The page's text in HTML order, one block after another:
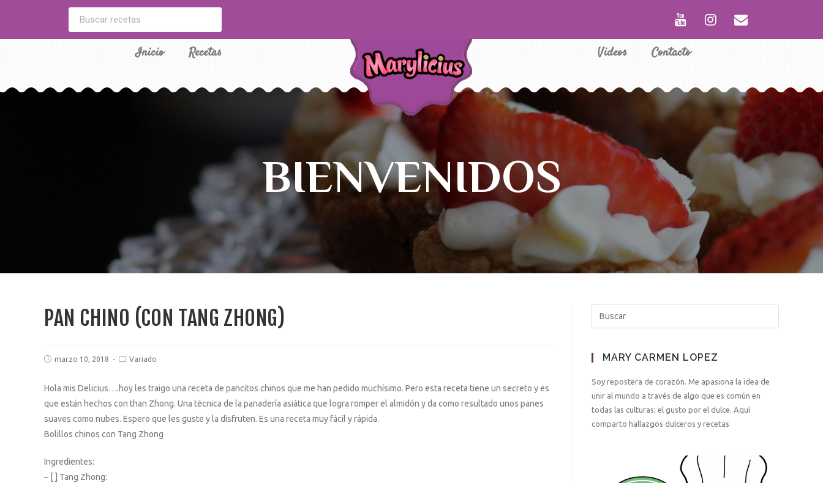
Inicio Recetas Videos Contacto
BIENVENIDOS
PAN CHINO (CON TANG ZHONG)
marzo 10, 2018 Variado
Hola mis Delicius….hoy les traigo una receta de pancitos chinos que me han pedido muchísimo. Pero esta receta tiene un secreto y es
que están hechos con than Zhong. Una técnica de la panadería asiática que logra romper el almidón y da como resultado unos panes
suaves como nubes. Espero que les guste y la disfruten. Es una receta muy fácil y rápida.
Bolillos chinos con Tang Zhong
Ingredientes:
– [ ] Tang Zhong:
MARY CARMEN LOPEZ
Soy repostera de corazón. Me apasiona la idea de
unir al mundo a través de algo que es común en
todas las culturas: el gusto por el dulce. Aquí
comparto hallazgos dulceros y recetas